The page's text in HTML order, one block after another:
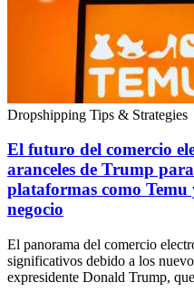
Dropshipping Tips & Strategies
El futuro del comercio
aranceles de Trump
plataformas como
negocio
El panorama del comercio
significativos debido a los
expresidente Donald Trump,